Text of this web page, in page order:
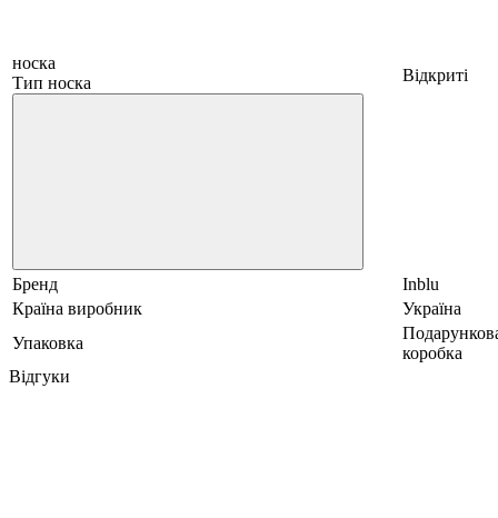
носка
Тип носка
Відкриті
Бренд
Inblu
Країна виробник
Україна
Упаковка
коробка
Відгуки